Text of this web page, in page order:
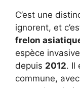
C’est une
ignorent, et
frelon
espèce
depuis 2012. Il
commune,